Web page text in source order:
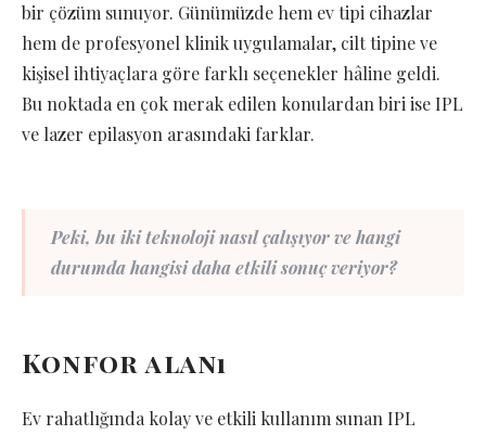
bir çözüm sunuyor. Günümüzde hem ev tipi cihazlar
hem de profesyonel klinik uygulamalar, cilt tipine ve
kişisel ihtiyaçlara göre farklı seçenekler hâline geldi.
Bu noktada en çok merak edilen konulardan biri ise IPL
ve lazer epilasyon arasındaki farklar.
Peki, bu iki teknoloji nasıl çalışıyor ve hangi
durumda hangisi daha etkili sonuç veriyor?
Konfor alanı
Ev rahatlığında kolay ve etkili kullanım sunan IPL